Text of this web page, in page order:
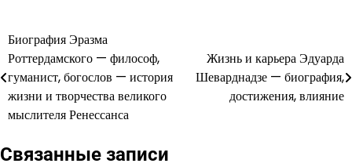
Навигация
по
записям
Биография Эразма
Роттердамского — философ,
гуманист, богослов — история
жизни и творчества великого
мыслителя Ренессанса
Жизнь и карьера Эдуарда
Шеварднадзе — биография,
достижения, влияние
Связанные записи